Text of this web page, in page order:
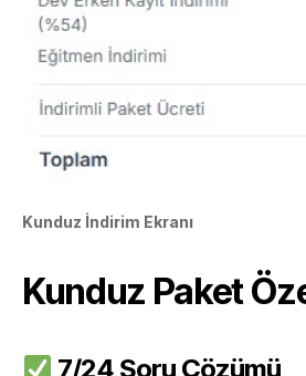
Kunduz İndirim Ekranı
Kunduz Paket
7/24 Soru Çözümü